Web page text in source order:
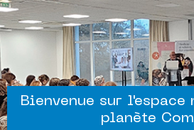
Bienvenue sur l'espace
planète